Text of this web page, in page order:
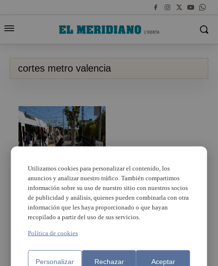
cortes metro valencia
El 31 de agosto
finalizan las obras de
renovación de vía en
diferentes tramos de
las Líneas 1, 2 y 3 de
Metrovalencia
Utilizamos cookies para personalizar el contenido, los
anuncios y analizar nuestro tráfico. También compartimos
información sobre su uso de nuestro sitio con nuestros socios
de publicidad y análisis, quienes pueden combinarla con otra
información que les haya proporcionado o que hayan
recopilado a partir del uso de sus servicios.
Política de cookies
Personalizar Rechazar Aceptar